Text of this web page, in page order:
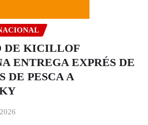
DE KICILLOF
ENTREGA EXPRÉS DE
DE PESCA A